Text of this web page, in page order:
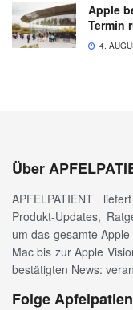
Apple
Termin
4.
Über
APFELPATIENT
Produkt-Updates,
um das gesamte
Mac bis zur Apple
bestätigten News:
Folge